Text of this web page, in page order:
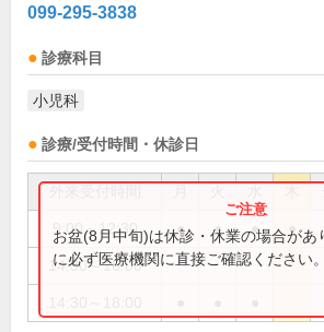
099-295-3838
診療科目
小児科
診療/受付時間・休診日
9:00～12:30 ● ● ● ●
14:30～16:00
お盆(8月中旬)は休診・休業の場合があ
に必ず医療機関に直接ご確認ください。